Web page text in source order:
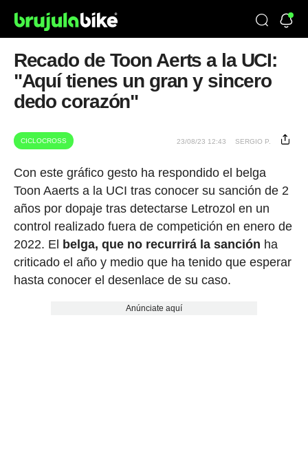
Recado de Toon Aerts a la UCI:
"Aquí tienes un gran y sincero
dedo corazón"
CICLOCROSS 23/08/23 12:43 SERGIO P.
Con este gráfico gesto ha respondido el belga
Toon Aaerts a la UCI tras conocer su sanción de 2
años por dopaje tras detectarse Letrozol en un
control realizado fuera de competición en enero de
2022. El belga, que no recurrirá la sanción ha
criticado el año y medio que ha tenido que esperar
hasta conocer el desenlace de su caso.
Anúnciate aquí